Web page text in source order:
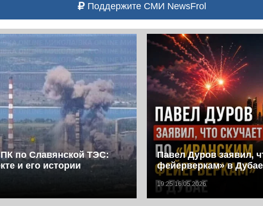
Поддержите СМИ NewsFrol
по Славянской ТЭС:
и его истории
Павел Дуров заявил,
фейерверкам» в Дубае
19:25 16.05.2026